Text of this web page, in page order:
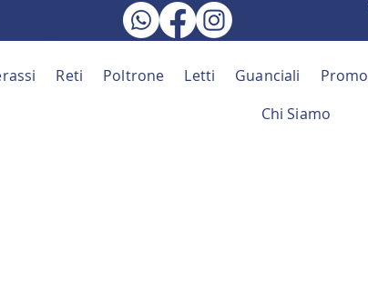
Reti Poltrone Letti Guanciali Promo
Chi Siamo